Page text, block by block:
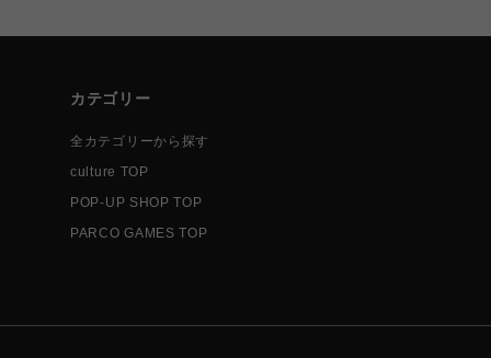
カテゴリー
全カテゴリーから探す
culture TOP
POP-UP SHOP TOP
PARCO GAMES TOP